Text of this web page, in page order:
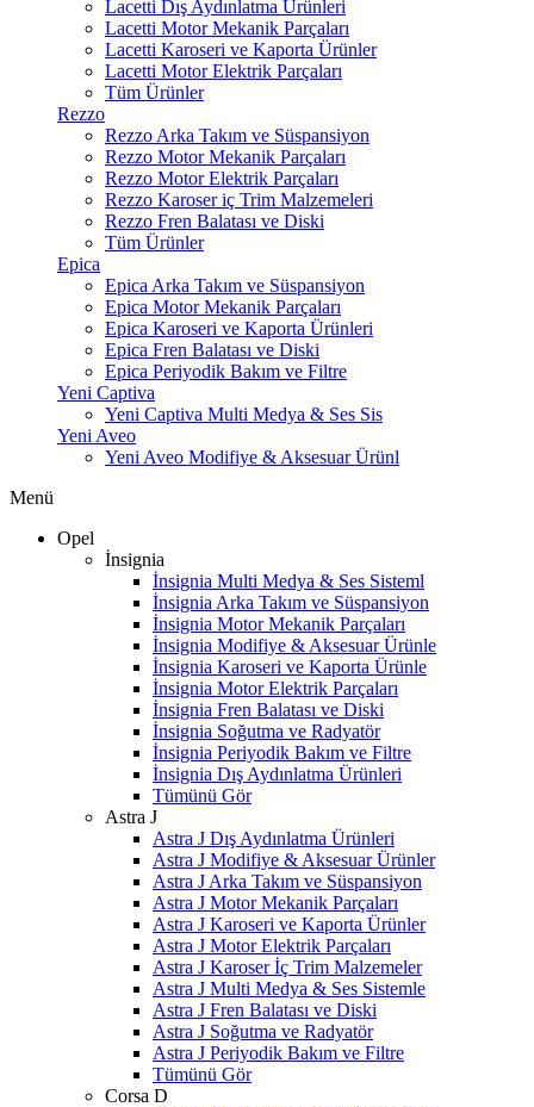
Lacetti Dış Aydınlatma Ürünleri
Lacetti Motor Mekanik Parçaları
Lacetti Karoseri ve Kaporta Ürünler
Lacetti Motor Elektrik Parçaları
Tüm Ürünler
Rezzo
Rezzo Arka Takım ve Süspansiyon
Rezzo Motor Mekanik Parçaları
Rezzo Motor Elektrik Parçaları
Rezzo Karoser iç Trim Malzemeleri
Rezzo Fren Balatası ve Diski
Tüm Ürünler
Epica
Epica Arka Takım ve Süspansiyon
Epica Motor Mekanik Parçaları
Epica Karoseri ve Kaporta Ürünleri
Epica Fren Balatası ve Diski
Epica Periyodik Bakım ve Filtre
Yeni Captiva
Yeni Captiva Multi Medya & Ses Sis
Yeni Aveo
Yeni Aveo Modifiye & Aksesuar Ürünl
Menü
Opel
İnsignia
İnsignia Multi Medya & Ses Sisteml
İnsignia Arka Takım ve Süspansiyon
İnsignia Motor Mekanik Parçaları
İnsignia Modifiye & Aksesuar Ürünle
İnsignia Karoseri ve Kaporta Ürünle
İnsignia Motor Elektrik Parçaları
İnsignia Fren Balatası ve Diski
İnsignia Soğutma ve Radyatör
İnsignia Periyodik Bakım ve Filtre
İnsignia Dış Aydınlatma Ürünleri
Tümünü Gör
Astra J
Astra J Dış Aydınlatma Ürünleri
Astra J Modifiye & Aksesuar Ürünler
Astra J Arka Takım ve Süspansiyon
Astra J Motor Mekanik Parçaları
Astra J Karoseri ve Kaporta Ürünler
Astra J Motor Elektrik Parçaları
Astra J Karoser İç Trim Malzemeler
Astra J Multi Medya & Ses Sistemle
Astra J Fren Balatası ve Diski
Astra J Soğutma ve Radyatör
Astra J Periyodik Bakım ve Filtre
Tümünü Gör
Corsa D